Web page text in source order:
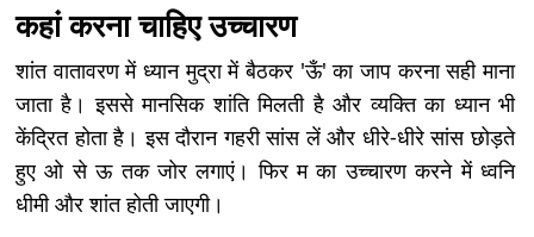
कहां करना चाहिए उच्चारण
शांत वातावरण में ध्यान मुद्रा में बैठकर 'ऊँ' का जाप करना सही माना
जाता है। इससे मानसिक शांति मिलती है और व्यक्ति का ध्यान भी
केंद्रित होता है। इस दौरान गहरी सांस लें और धीरे-धीरे सांस छोड़ते
हुए ओ से ऊ तक जोर लगाएं। फिर म का उच्चारण करने में ध्वनि
धीमी और शांत होती जाएगी।